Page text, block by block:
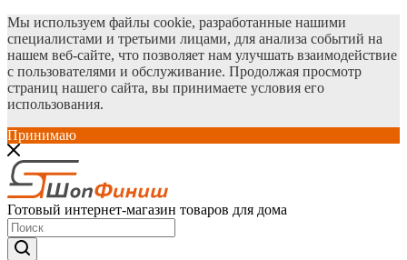
Мы используем файлы cookie, разработанные нашими
специалистами и третьими лицами, для анализа событий на
нашем веб-сайте, что позволяет нам улучшать взаимодействие
с пользователями и обслуживание. Продолжая просмотр
страниц нашего сайта, вы принимаете условия его
использования.
Принимаю
Готовый интернет-магазин товаров для дома